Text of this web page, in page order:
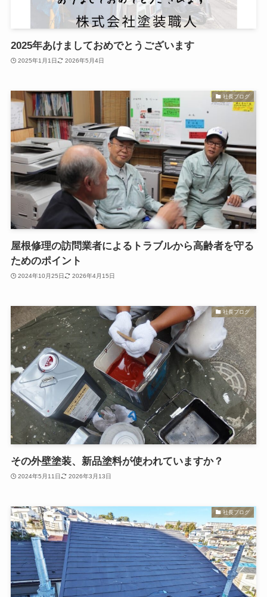
2025年あけましておめでとうございます
2025年1月1日 2026年5月4日
社長ブログ
屋根修理の訪問業者によるトラブルから高齢者を守る
ためのポイント
2024年10月25日 2026年4月15日
社長ブログ
その外壁塗装、新品塗料が使われていますか？
2024年5月11日 2026年3月13日
社長ブログ